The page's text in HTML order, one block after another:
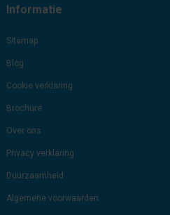
Informatie
Sitemap
Blog
Cookie verklaring
Brochure
Over ons
Privacy verklaring
Duurzaamheid
Algemene voorwaarden